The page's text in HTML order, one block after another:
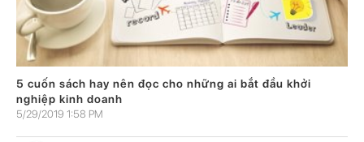
5 cuốn sách hay nên đọc cho những ai bắt đầu khởi
nghiệp kinh doanh
5/29/2019 1:58 PM